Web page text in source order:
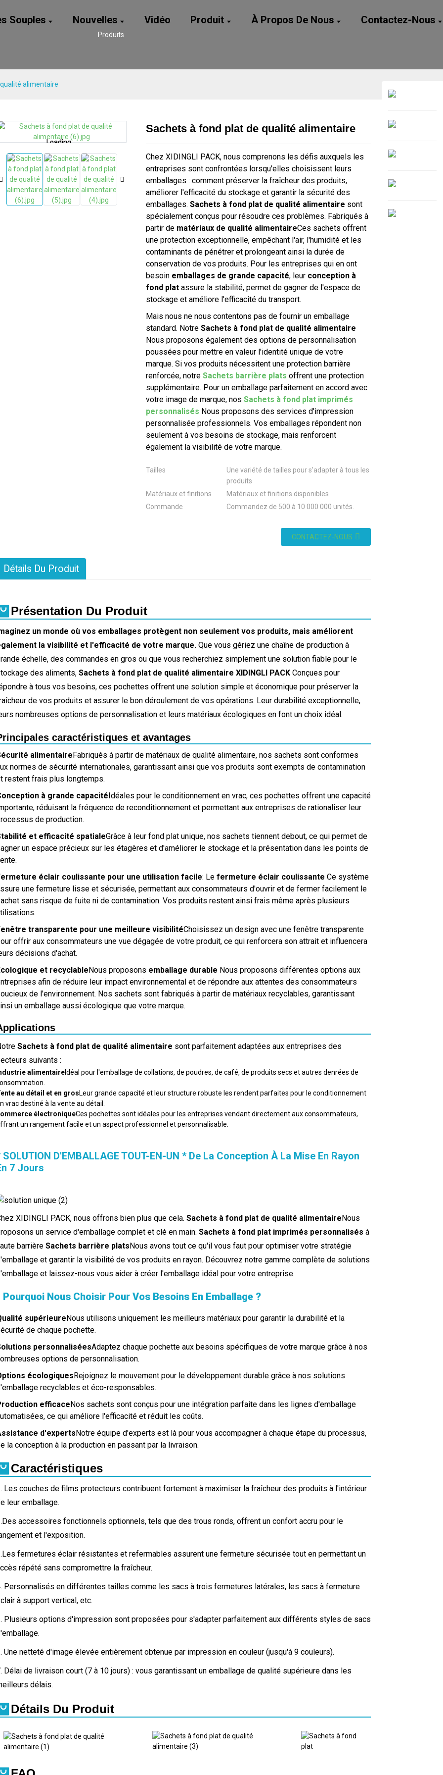
Souples Nouvelles Vidéo Produit À Propos De Nous Contactez-Nous
Produits
alimentaire
Loading...
Loading...
Sachets à fond plat de qualité alimentaire
Chez XIDINGLI PACK, nous comprenons les défis auxquels les
entreprises sont confrontées lorsqu'elles choisissent leurs
emballages : comment préserver la fraîcheur des produits,
améliorer l'efficacité du stockage et garantir la sécurité des
emballages.Sachets à fond plat de qualité alimentaire sont
spécialement conçus pour résoudre ces problèmes. Fabriqués à
partir de matériaux de qualité alimentaireCes sachets offrent
une protection exceptionnelle, empêchant l'air, l'humidité et les
contaminants de pénétrer et prolongeant ainsi la durée de
conservation de vos produits. Pour les entreprises qui en ont
besoin emballages de grande capacité, leur conception à
fond plat assure la stabilité, permet de gagner de l'espace de
stockage et améliore l'efficacité du transport.
Mais nous ne nous contentons pas de fournir un emballage
standard. NotreSachets à fond plat de qualité alimentaire
Nous proposons également des options de personnalisation
poussées pour mettre en valeur l'identité unique de votre
marque. Si vos produits nécessitent une protection barrière
renforcée, notreSachets barrière plats offrent une protection
supplémentaire. Pour un emballage parfaitement en accord avec
votre image de marque, nosSachets à fond plat imprimés
personnalisés Nous proposons des services d'impression
personnalisée professionnels. Vos emballages répondent non
seulement à vos besoins de stockage, mais renforcent
également la visibilité de votre marque.
Tailles
Une variété de tailles pour s'adapter à tous les
produits
Matériaux et finitions
Matériaux et finitions disponibles
Commande
Commandez de 500 à 10 000 000 unités.
CONTACTEZ-NOUS
Détails Du Produit
Présentation Du Produit
un monde où vos emballages protègent non seulement vos produits, mais améliorent
la visibilité et l'efficacité de votre marque. Que vous gériez une chaîne de production à
échelle, des commandes en gros ou que vous recherchiez simplement une solution fiable pour le
des aliments, Sachets à fond plat de qualité alimentaire XIDINGLI PACK Conçues pour
à tous vos besoins, ces pochettes offrent une solution simple et économique pour préserver la
de vos produits et assurer le bon déroulement de vos opérations. Leur durabilité exceptionnelle,
nombreuses options de personnalisation et leurs matériaux écologiques en font un choix idéal.
caractéristiques et avantages
alimentaireFabriqués à partir de matériaux de qualité alimentaire, nos sachets sont conformes
normes de sécurité internationales, garantissant ainsi que vos produits sont exempts de contamination
restent frais plus longtemps.
à grande capacitéIdéales pour le conditionnement en vrac, ces pochettes offrent une capacité
réduisant la fréquence de reconditionnement et permettant aux entreprises de rationaliser leur
de production.
et efficacité spatialeGrâce à leur fond plat unique, nos sachets tiennent debout, ce qui permet de
un espace précieux sur les étagères et d'améliorer le stockage et la présentation dans les points de
éclair coulissante pour une utilisation facile: Le fermeture éclair coulissante Ce système
une fermeture lisse et sécurisée, permettant aux consommateurs d'ouvrir et de fermer facilement le
sans risque de fuite ni de contamination. Vos produits restent ainsi frais même après plusieurs
transparente pour une meilleure visibilitéChoisissez un design avec une fenêtre transparente
offrir aux consommateurs une vue dégagée de votre produit, ce qui renforcera son attrait et influencera
décisions d'achat.
et recyclableNous proposons emballage durable Nous proposons différentes options aux
afin de réduire leur impact environnemental et de répondre aux attentes des consommateurs
de l'environnement. Nos sachets sont fabriqués à partir de matériaux recyclables, garantissant
un emballage aussi écologique que votre marque.
Sachets à fond plat de qualité alimentaire sont parfaitement adaptées aux entreprises des
suivants :
alimentaireIdéal pour l'emballage de collations, de poudres, de café, de produits secs et autres denrées de
au détail et en grosLeur grande capacité et leur structure robuste les rendent parfaites pour le conditionnement
vrac destiné à la vente au détail.
électroniqueCes pochettes sont idéales pour les entreprises vendant directement aux consommateurs,
un rangement facile et un aspect professionnel et personnalisable.
SOLUTION D'EMBALLAGE TOUT-EN-UN * De La Conception À La Mise En Rayon
7 Jours
XIDINGLI PACK, nous offrons bien plus que cela. Sachets à fond plat de qualité alimentaireNous
un service d'emballage complet et clé en main. Sachets à fond plat imprimés personnalisés à
barrière Sachets barrière platsNous avons tout ce qu'il vous faut pour optimiser votre stratégie
et garantir la visibilité de vos produits en rayon. Découvrez notre gamme complète de solutions
et laissez-nous vous aider à créer l'emballage idéal pour votre entreprise.
▌Pourquoi Nous Choisir Pour Vos Besoins En Emballage ?
supérieureNous utilisons uniquement les meilleurs matériaux pour garantir la durabilité et la
de chaque pochette.
personnaliséesAdaptez chaque pochette aux besoins spécifiques de votre marque grâce à nos
options de personnalisation.
écologiquesRejoignez le mouvement pour le développement durable grâce à nos solutions
recyclables et éco-responsables.
efficaceNos sachets sont conçus pour une intégration parfaite dans les lignes d'emballage
ce qui améliore l'efficacité et réduit les coûts.
d'expertsNotre équipe d'experts est là pour vous accompagner à chaque étape du processus,
la conception à la production en passant par la livraison.
Caractéristiques
Les couches de films protecteurs contribuent fortement à maximiser la fraîcheur des produits à l'intérieur
leur emballage.
Des accessoires fonctionnels optionnels, tels que des trous ronds, offrent un confort accru pour le
et l'exposition.
Les fermetures éclair résistantes et refermables assurent une fermeture sécurisée tout en permettant un
répété sans compromettre la fraîcheur.
Personnalisés en différentes tailles comme les sacs à trois fermetures latérales, les sacs à fermeture
à support vertical, etc.
Plusieurs options d'impression sont proposées pour s'adapter parfaitement aux différents styles de sacs
Une netteté d'image élevée entièrement obtenue par impression en couleur (jusqu'à 9 couleurs).
Délai de livraison court (7 à 10 jours) : vous garantissant un emballage de qualité supérieure dans les
délais.
Détails Du Produit